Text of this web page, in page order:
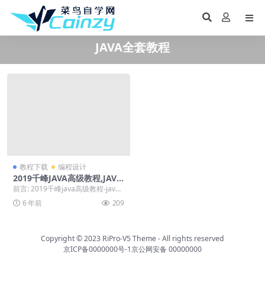
JAVA全套教程
教程下载 编程设计
2019千峰JAVA高级教程,JAVA
单体应用
前言: 2019千峰java高级教程-java
单体应用，如果喜欢就下载吧。 正
文...6 年前 209
Copyright © 2023 RiPro-V5 Theme- All rights reserved
京ICP备0000000号-1京公网安备 00000000